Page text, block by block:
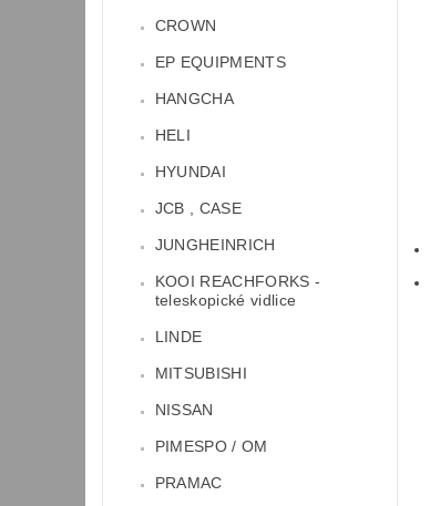
CROWN
EP EQUIPMENTS
HANGCHA
HELI
HYUNDAI
JCB , CASE
JUNGHEINRICH
KOOI REACHFORKS -
teleskopické vidlice
LINDE
MITSUBISHI
NISSAN
PIMESPO / OM
PRAMAC